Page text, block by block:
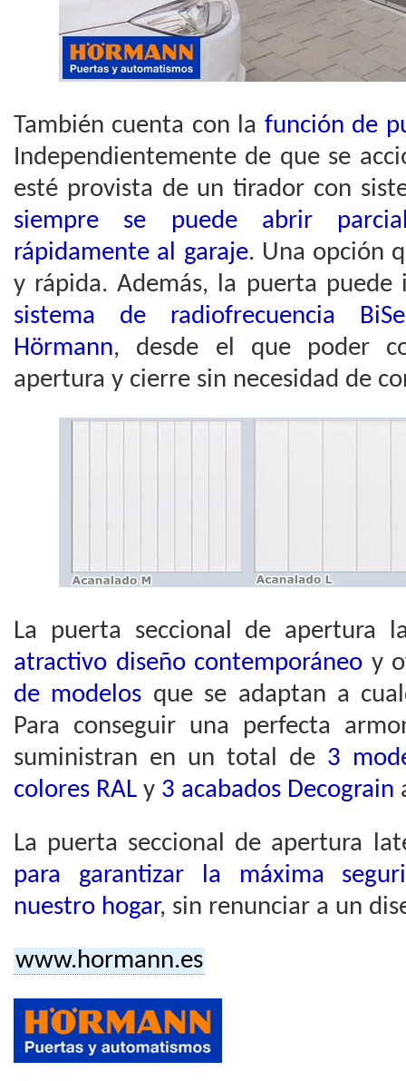
También cuenta con la función de
Independientemente de que se
esté provista de un tirador con
siempre se puede abrir
rápidamente al garaje. Una opción
y rápida. Además, la puerta puede
sistema de radiofrecuencia
Hörmann, desde el que poder
apertura y cierre sin necesidad de
La puerta seccional de apertura
atractivo diseño contemporáneo y
de modelos que se adaptan a
Para conseguir una perfecta
suministran en un total de 3
colores RAL y 3 acabados Decograin
La puerta seccional de apertura
para garantizar la máxima
nuestro hogar, sin renunciar a un
www.hormann.es